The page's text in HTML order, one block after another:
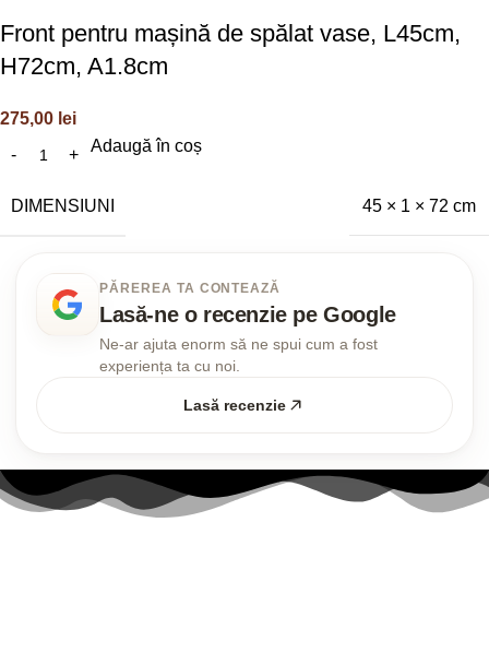
Front pentru mașină de spălat vase, L45cm,
H72cm, A1.8cm
275,00 lei
Adaugă în coș
DIMENSIUNI 45 × 1 × 72 cm
PĂREREA TA CONTEAZĂ
Lasă-ne o recenzie pe Google
Ne-ar ajuta enorm să ne spui cum a fost
experiența ta cu noi.
Lasă recenzie